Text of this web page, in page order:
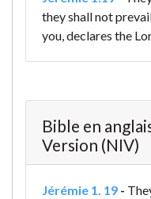
they shall not
you, declares the
Bible en
Version (NIV)
Jérémie 1. 19 -